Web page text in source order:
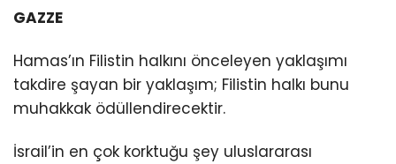
GAZZE
Hamas’ın Filistin halkını önceleyen yaklaşımı
takdire şayan bir yaklaşım; Filistin halkı bunu
muhakkak ödüllendirecektir.
İsrail’in en çok korktuğu şey uluslararası